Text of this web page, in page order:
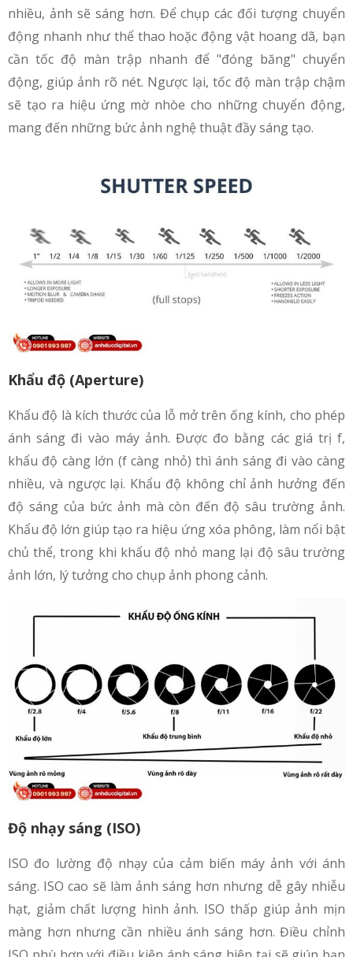
nhiều, ảnh sẽ sáng hơn. Để chụp các đối tượng chuyển
động nhanh như thể thao hoặc động vật hoang dã, bạn
cần tốc độ màn trập nhanh để "đóng băng" chuyển
động, giúp ảnh rõ nét. Ngược lại, tốc độ màn trập chậm
sẽ tạo ra hiệu ứng mờ nhòe cho những chuyển động,
mang đến những bức ảnh nghệ thuật đầy sáng tạo.
Khẩu độ (Aperture)
Khẩu độ là kích thước của lỗ mở trên ống kính, cho phép
ánh sáng đi vào máy ảnh. Được đo bằng các giá trị f,
khẩu độ càng lớn (f càng nhỏ) thì ánh sáng đi vào càng
nhiều, và ngược lại. Khẩu độ không chỉ ảnh hưởng đến
độ sáng của bức ảnh mà còn đến độ sâu trường ảnh.
Khẩu độ lớn giúp tạo ra hiệu ứng xóa phông, làm nổi bật
chủ thể, trong khi khẩu độ nhỏ mang lại độ sâu trường
ảnh lớn, lý tưởng cho chụp ảnh phong cảnh.
Độ nhạy sáng (ISO)
ISO đo lường độ nhạy của cảm biến máy ảnh với ánh
sáng. ISO cao sẽ làm ảnh sáng hơn nhưng dễ gây nhiễu
hạt, giảm chất lượng hình ảnh. ISO thấp giúp ảnh mịn
màng hơn nhưng cần nhiều ánh sáng hơn. Điều chỉnh